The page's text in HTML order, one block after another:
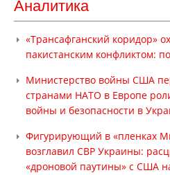
Аналитика
«Трансафганский коридор»
пакистанским конфликтом:
Министерство войны США
странами НАТО в Европе
войны и безопасности в
Фигурирующий в «пленках
возглавил СВР Украины:
«дроновой паутины» с США